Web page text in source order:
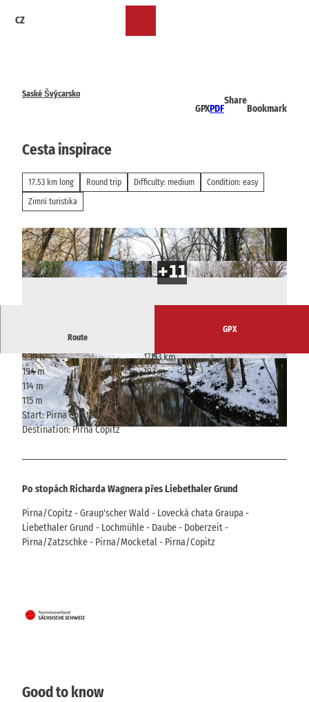
CZ
Saské Švýcarsko
GPXPDF
Share
Bookmark
Cesta inspirace
17.53 km long Round trip Difficulty: medium
Condition: easy
Zimní turistika
© Nicole Hesse, Tourismusverband Sächsische Schweiz
© Nicole Hesse, Tourismusverband Sächsische
Schweiz
© Hans Fineart, Tourismusverband Sächsische
Schweiz
Route
GPX
5:30 h
17.53 km
194 m
193 m
114 m
229 m
115 m
Start: Pirna Copitz
Destination: Pirna Copitz
Po stopách Richarda Wagnera přes Liebethaler Grund
Pirna/Copitz - Graup'scher Wald - Lovecká chata Graupa -
Liebethaler Grund - Lochmühle - Daube - Doberzeit -
Pirna/Zatzschke - Pirna/Mocketal - Pirna/Copitz
Good to know